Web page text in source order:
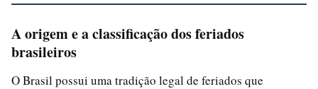
A origem e a classificação dos feriados
brasileiros
O Brasil possui uma tradição legal de feriados que